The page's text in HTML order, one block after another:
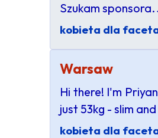
Szukam sponsora.
kobieta dla
Warsaw
Hi there! I'm
just 53kg - slim
kobieta dla